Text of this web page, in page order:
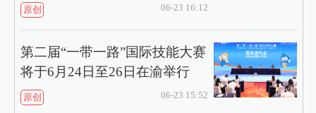
原创 06-23 16:12
第二届“一带一路”国际技能大赛
将于6月24日至26日在渝举行
原创 06-23 15:52